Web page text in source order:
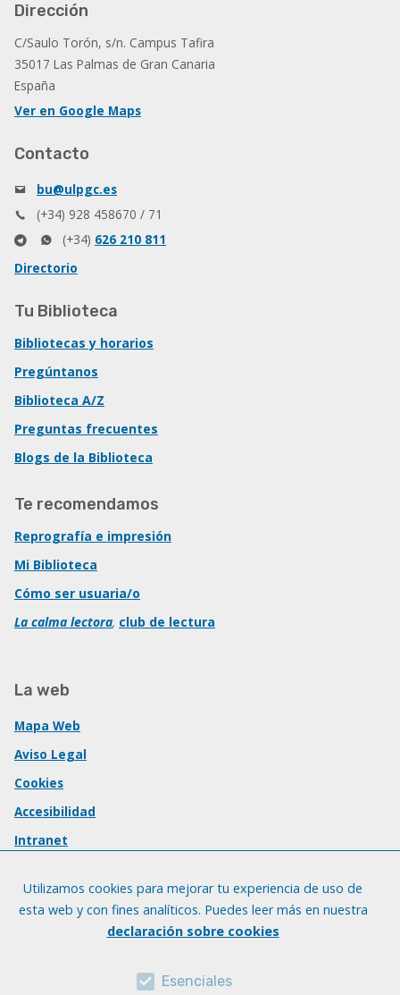
Dirección
C/Saulo Torón, s/n. Campus Tafira
35017 Las Palmas de Gran Canaria
España
Ver en Google Maps
Contacto
bu@ulpgc.es
(+34) 928 458670 / 71
(+34) 626 210 811
Directorio
Tu Biblioteca
Bibliotecas y horarios
Pregúntanos
Biblioteca A/Z
Preguntas frecuentes
Blogs de la Biblioteca
Te recomendamos
Reprografía e impresión
Mi Biblioteca
Cómo ser usuaria/o
La calma lectora, club de lectura
La web
Mapa Web
Aviso Legal
Cookies
Accesibilidad
Intranet
Utilizamos cookies para mejorar tu experiencia de uso de
esta web y con fines analíticos. Puedes leer más en nuestra
declaración sobre cookies
Esenciales